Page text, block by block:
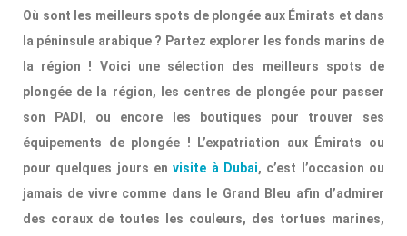
Où sont les meilleurs spots de plongée aux Émirats et dans
la péninsule arabique ? Partez explorer les fonds marins de
la région ! Voici une sélection des meilleurs spots de
plongée de la région, les centres de plongée pour passer
son PADI, ou encore les boutiques pour trouver ses
équipements de plongée ! L’expatriation aux Émirats ou
pour quelques jours envisite à Dubai, c’est l’occasion ou
jamais de vivre comme dans le Grand Bleu afin d’admirer
des coraux de toutes les couleurs, des tortues marines,